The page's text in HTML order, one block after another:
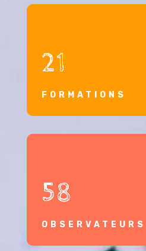
21
FORMATIONS
58
OBSERVATEURS